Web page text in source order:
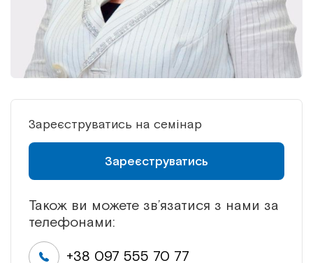
Зареєструватись на семінар
Зареєструватись
Також ви можете зв’язатися з нами за
телефонами:
+38 097 555 70 77